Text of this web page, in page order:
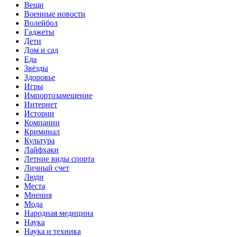
Вещи
Военные новости
Волейбол
Гаджеты
Дети
Дом и сад
Еда
Звёзды
Здоровье
Игры
Импортозамещение
Интернет
Истории
Компании
Криминал
Культура
Лайфхаки
Летние виды спорта
Личный счет
Люди
Места
Мнения
Мода
Народная медицина
Наука
Наука и техника